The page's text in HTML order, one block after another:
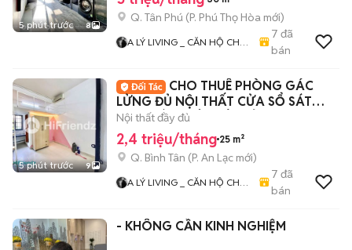
5 phút trước 8
Q. Tân Phú (P. Phú Thọ Hòa mới)
A LÝ LIVING _ CĂN HỘ CHO
CHUNG CƯ - NHÀ Ở
7 đã
bán
5 phút trước 9
CHO THUÊ PHÒNG GÁC
LỬNG ĐỦ NỘI THẤT CỬA SỔ SÁT
AEON BÌNH TÂN TÊN LỬA
Nội thất đầy đủ
2,4 triệu/tháng 25 m²
Q. Bình Tân (P. An Lạc mới)
A LÝ LIVING _ CĂN HỘ CHO
CHUNG CƯ - NHÀ Ở
7 đã
bán
- KHÔNG CẦN KINH NGHIỆM